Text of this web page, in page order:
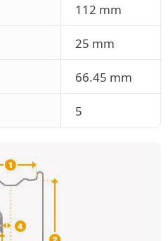
112 mm
25 mm
66.45 mm
5